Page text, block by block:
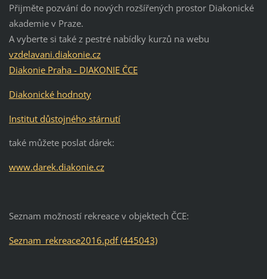
Přijměte pozvání do nových rozšířených prostor Diakonické
akademie v Praze.
A vyberte si také z pestré nabídky kurzů na webu
vzdelavani.diakonie.cz
Diakonie Praha - DIAKONIE ČCE
Diakonické hodnoty
Institut důstojného stárnutí
také můžete poslat dárek:
www.darek.diakonie.cz
Seznam možností rekreace v objektech ČCE:
Seznam_rekreace2016.pdf (445043)